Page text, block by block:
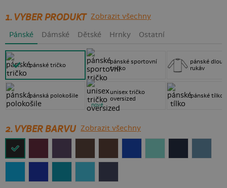
1. VYBER PRODUKT Zobrazit všechny
Pánské Dámské Dětské Hrnky Ostatní
pánské tričko
pánská polokošile
pánské sportovní
tričko
unisex tričko
oversized
nové
pánské
rukáv
pánské tílko
2. VYBER BARVU Zobrazit všechny